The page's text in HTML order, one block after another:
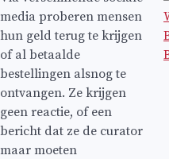
media proberen mensen
hun geld terug te krijgen
of al betaalde
bestellingen alsnog te
ontvangen. Ze krijgen
geen reactie, of een
bericht dat ze de curator
maar moeten